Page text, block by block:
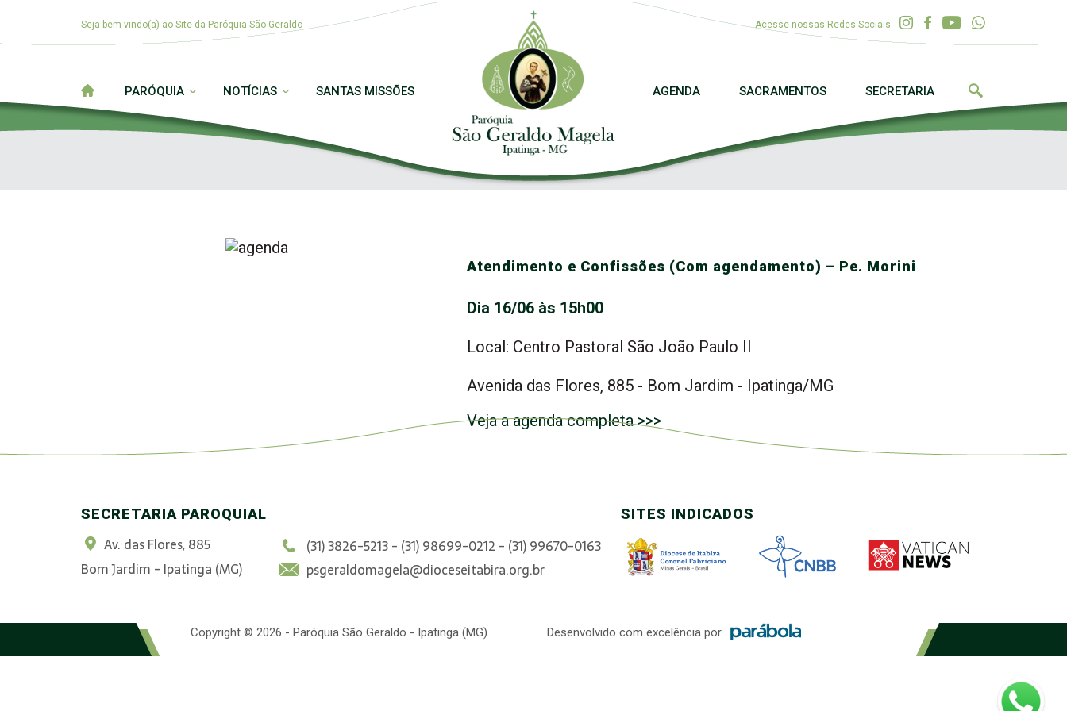
Seja bem-vindo(a) ao Site da Paróquia São Geraldo Acesse nossas Redes Sociais
PARÓQUIA NOTÍCIAS SANTAS MISSÕES AGENDA SACRAMENTOS SECRETARIA
Atendimento e Confissões (Com agendamento) – Pe. Morini
Dia 16/06 às 15h00
Local: Centro Pastoral São João Paulo II
Avenida das Flores, 885 - Bom Jardim - Ipatinga/MG
Veja a agenda completa >>>
SECRETARIA PAROQUIAL
Av. das Flores, 885
Bom Jardim - Ipatinga (MG)
(31) 3826-5213 - (31) 98699-0212 - (31) 99670-0163
psgeraldomagela@dioceseitabira.org.br
SITES INDICADOS
Copyright © 2026 - Paróquia São Geraldo - Ipatinga (MG) . Desenvolvido com excelência por